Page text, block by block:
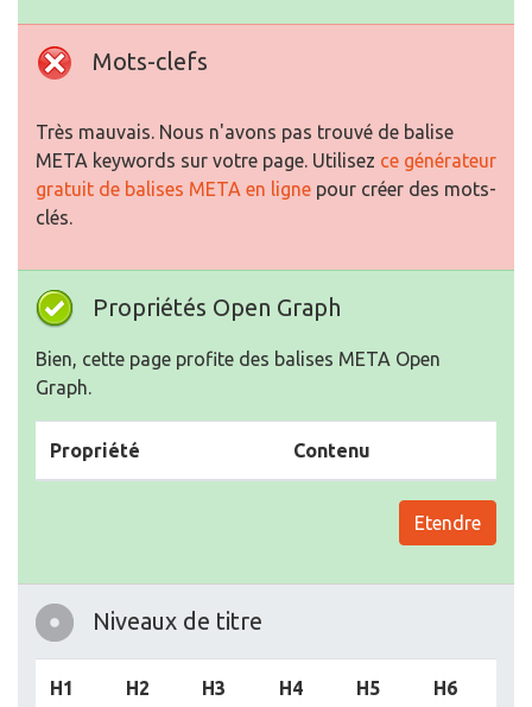
Mots-clefs
Très mauvais. Nous n'avons pas trouvé de balise
META keywords sur votre page. Utilisez ce générateur
gratuit de balises META en ligne pour créer des mots-
clés.
Propriétés Open Graph
Bien, cette page profite des balises META Open
Graph.
Propriété Contenu
Etendre
Niveaux de titre
H1 H2 H3 H4 H5 H6